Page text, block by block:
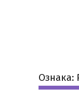
Ознака: